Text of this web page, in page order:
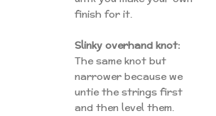
finish for it.
Slinky overhand knot:
The same knot but
narrower because we
untie the strings first
and then level them.